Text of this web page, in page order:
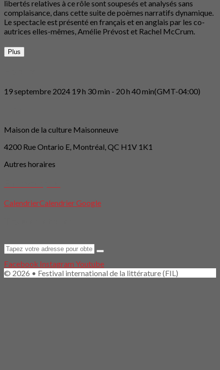
libertés relatives à ce rôle sont soupesés et analysés sans
complaisance, dans cette suite de poèmes narratifs dynamique.
Le spectacle est présenté en français et en anglais par les co-
autrices elles-mêmes, Amélie Prévost et Rachel McCrum.
Plus
19 septembre 2024 19 h 30 min - 20 h 40 min(GMT-04:00)
Maison de la culture Maisonneuve
4200 Rue Ontario E, Montréal, QC H1V 1K1
Autres horaires
CalendrierCalendrier Google
Facebook Instagram Youtube
© 2026 • Festival international de la littérature (FIL)